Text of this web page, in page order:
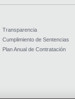
Transparencia
Cumplimiento de Sentencias
Plan Anual de Contratación